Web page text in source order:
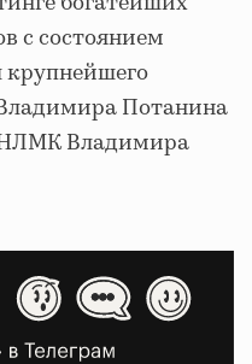
с состоянием
крупнейшего
Потанина
НЛМК Владимира